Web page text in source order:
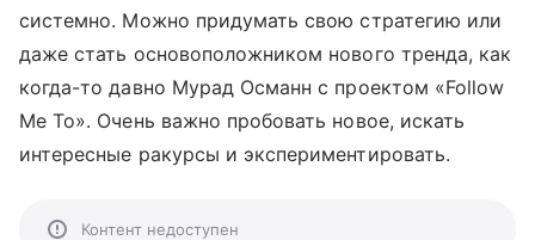
системно. Можно придумать свою стратегию или
даже стать основоположником нового тренда, как
когда-то давно Мурад Османн с проектом «Follow
Me To». Очень важно пробовать новое, искать
интересные ракурсы и экспериментировать.
Контент недоступен